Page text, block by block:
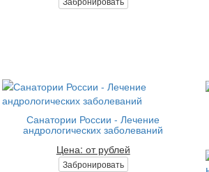
Санатории России - Лечение
андрологических заболеваний
Цена: от рублей
Забронировать